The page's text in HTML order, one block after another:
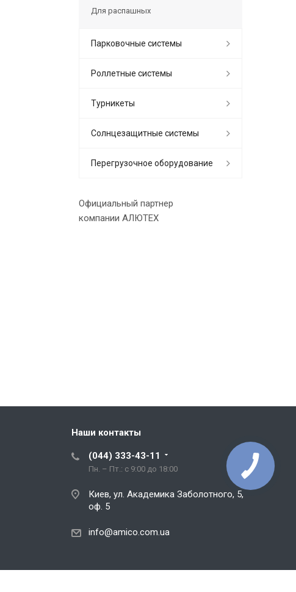
Для распашных
Парковочные системы
Роллетные системы
Турникеты
Солнцезащитные системы
Перегрузочное оборудование
Официальный партнер
компании АЛЮТЕХ
Наши контакты
(044) 333-43-11
Пн. – Пт.: с 9:00 до 18:00
Киев, ул. Академика Заболотного, 5,
оф. 5
info@amico.com.ua